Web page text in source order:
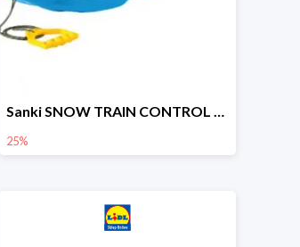
Sanki SNOW TRAIN CONTROL -25%
25%